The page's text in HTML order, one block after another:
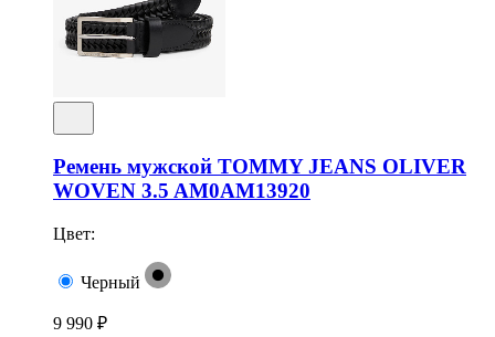
Ремень мужской TOMMY JEANS OLIVER
WOVEN 3.5 AM0AM13920
Цвет:
Черный
9 990 ₽